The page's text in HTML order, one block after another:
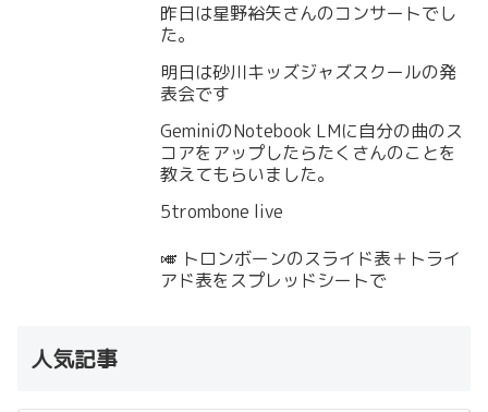
昨日は星野裕矢さんのコンサートでし
た。
明日は砂川キッズジャズスクールの発
表会です
GeminiのNotebook LMに自分の曲のス
コアをアップしたらたくさんのことを
教えてもらいました。
5trombone live
🎺 トロンボーンのスライド表＋トライ
アド表をスプレッドシートで
人気記事